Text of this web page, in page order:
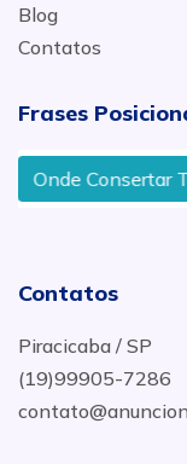
Blog
Contatos
Frases
Onde Consertar
Contatos
Piracicaba / SP
(19)99905-7286